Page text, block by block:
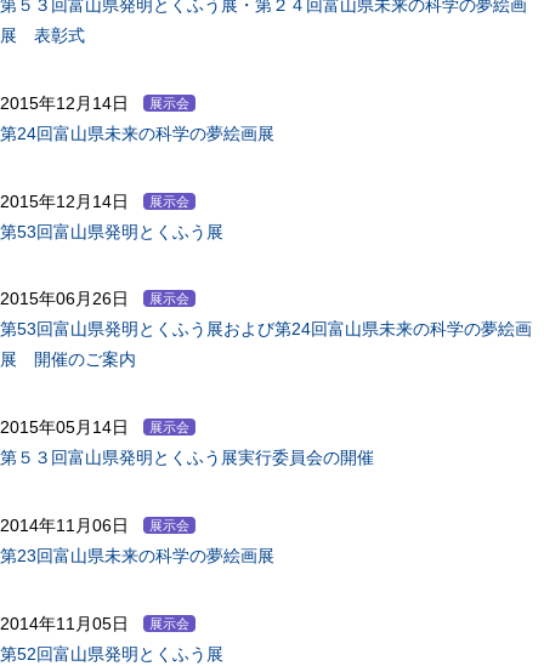
第５３回富山県発明とくふう展・第２４回富山県未来の科学の夢絵画
展 表彰式
2015年12月14日 展示会
第24回富山県未来の科学の夢絵画展
2015年12月14日 展示会
第53回富山県発明とくふう展
2015年06月26日 展示会
第53回富山県発明とくふう展および第24回富山県未来の科学の夢絵画
展 開催のご案内
2015年05月14日 展示会
第５３回富山県発明とくふう展実行委員会の開催
2014年11月06日 展示会
第23回富山県未来の科学の夢絵画展
2014年11月05日 展示会
第52回富山県発明とくふう展